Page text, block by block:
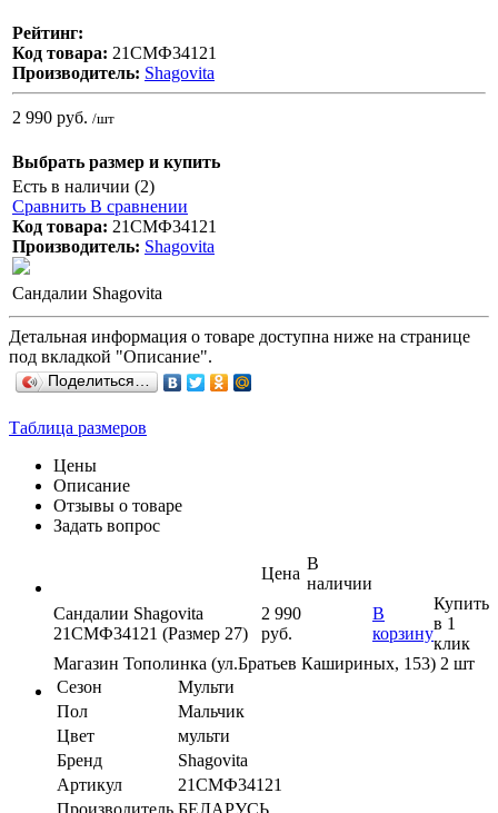
Рейтинг:
Код товара: 21СМФ34121
Производитель: Shagovita
2 990 руб. /шт
Выбрать размер и купить
Есть в наличии (2)
Сравнить В сравнении
Код товара: 21СМФ34121
Производитель: Shagovita
Сандалии Shagovita
Детальная информация о товаре доступна ниже на странице
под вкладкой "Описание".
Поделиться…
Таблица размеров
Цены
Описание
Отзывы о товаре
Задать вопрос
Цена
В
наличии
Сандалии Shagovita
21СМФ34121 (Размер 27)
2 990
руб.
В
корзину
Купить
в 1
клик
Магазин Тополинка (ул.Братьев Кашириных, 153) 2 шт
Сезон
Мульти
Пол
Мальчик
Цвет
мульти
Бренд
Shagovita
Артикул
21СМФ34121
Производитель БЕЛАРУСЬ